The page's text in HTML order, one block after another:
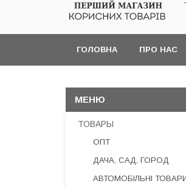
ГОЛОВНА ПРО НАС
ТОВАРЫ
ОПТ
ДАЧА, САД, ГОРОД
АВТОМОБІЛЬНІ